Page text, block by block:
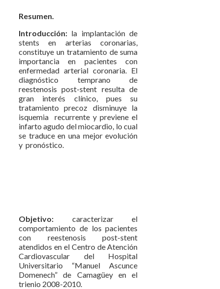
Resumen.
Introducción: la implantación de
stents en arterias coronarias,
constituye un tratamiento de suma
importancia en pacientes con
enfermedad arterial coronaria. El
diagnóstico temprano de
reestenosis post-stent resulta de
gran interés clínico, pues su
tratamiento precoz disminuye la
isquemia recurrente y previene el
infarto agudo del miocardio, lo cual
se traduce en una mejor evolución
y pronóstico.
Objetivo: caracterizar el
comportamiento de los pacientes
con reestenosis post-stent
atendidos en el Centro de Atención
Cardiovascular del Hospital
Universitario “Manuel Ascunce
Domenech” de Camagüey en el
trienio 2008-2010.